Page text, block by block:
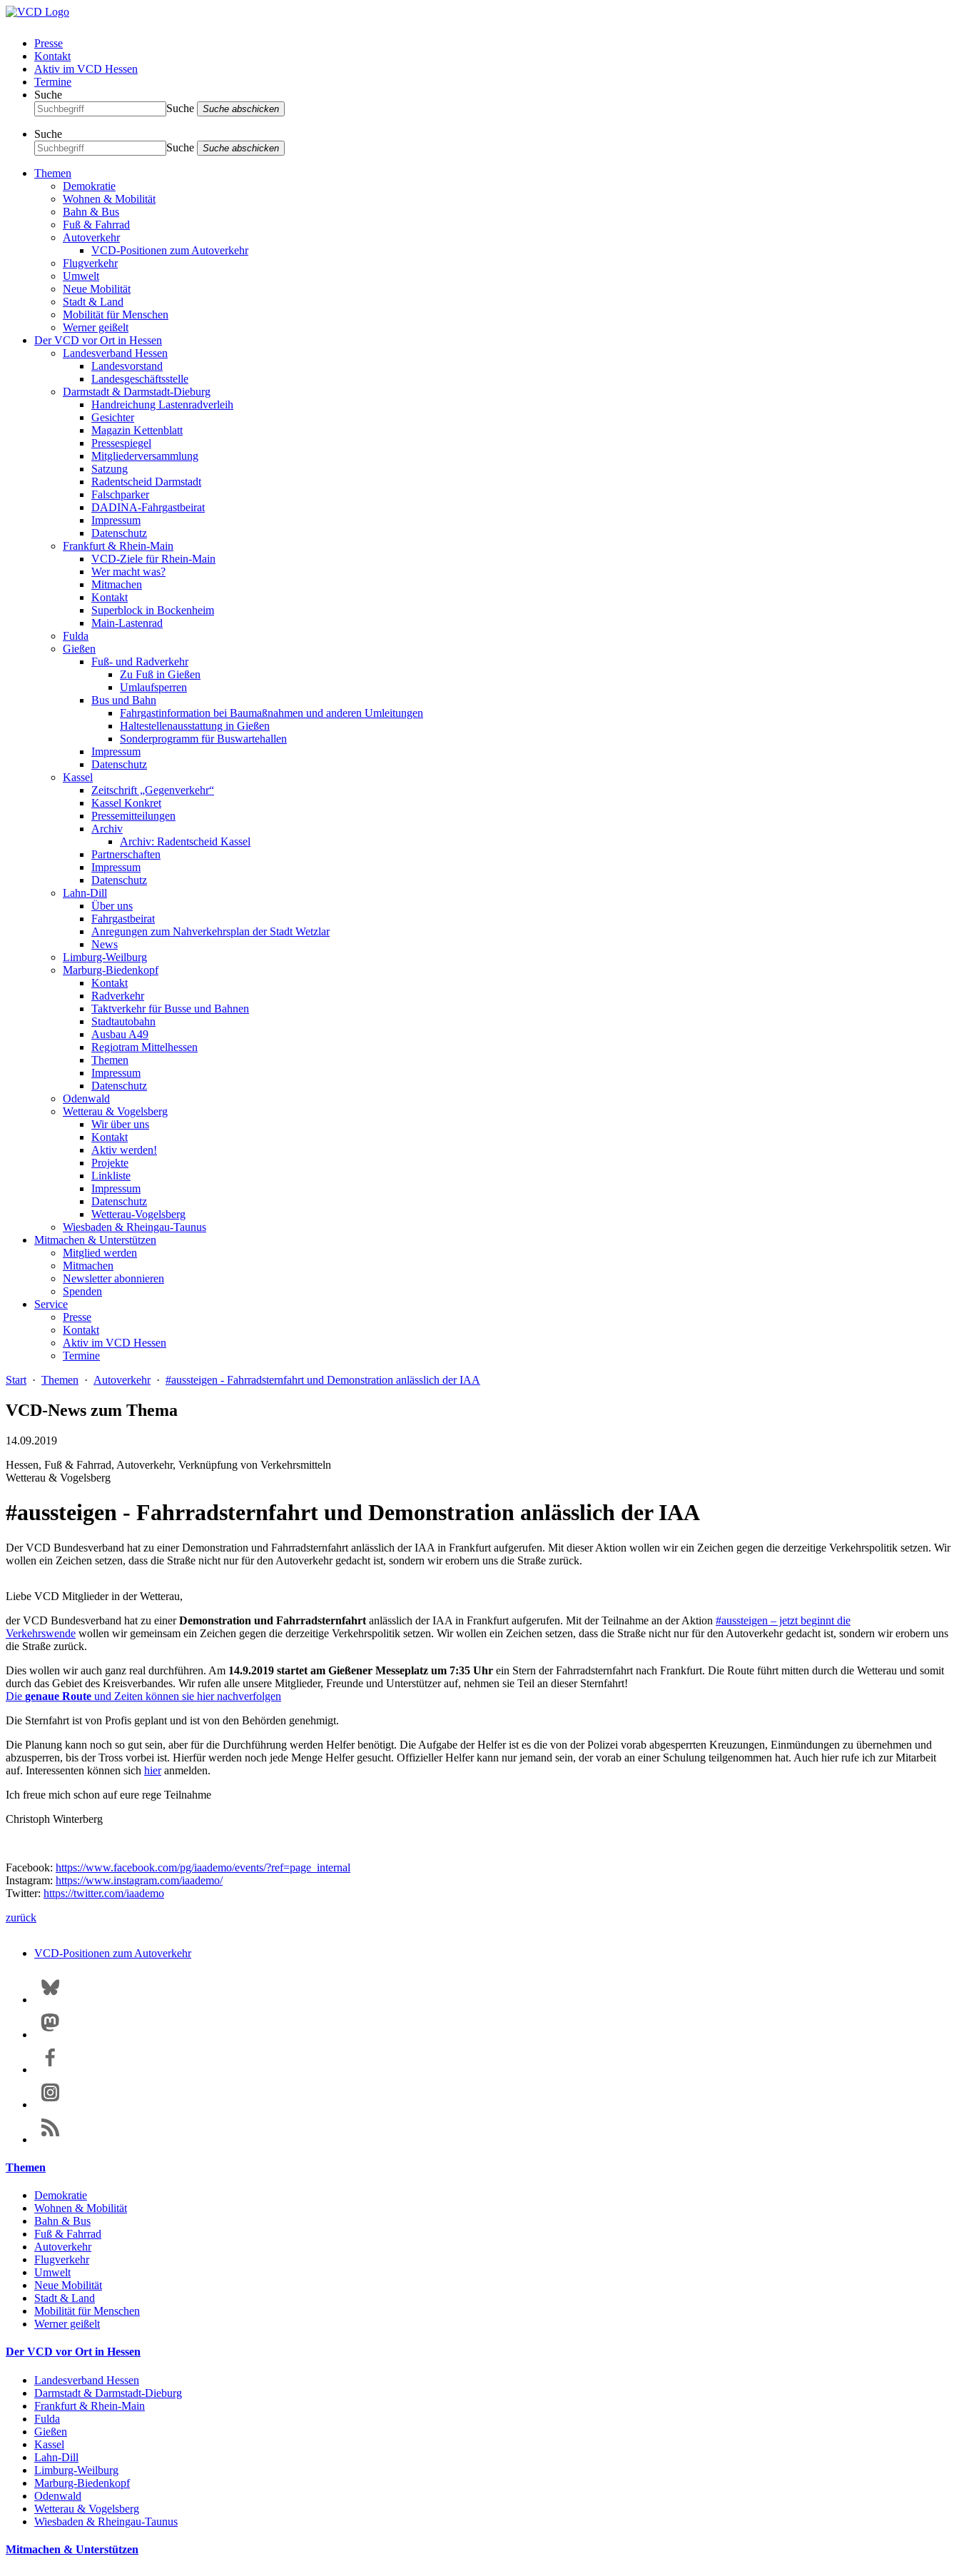
Presse
Kontakt
Aktiv im VCD Hessen
Termine
Suche
Suche
Suche abschicken
Suche
Suche
Suche abschicken
Themen
Demokratie
Wohnen & Mobilität
Bahn & Bus
Fuß & Fahrrad
Autoverkehr
VCD-Positionen zum Autoverkehr
Flugverkehr
Umwelt
Neue Mobilität
Stadt & Land
Mobilität für Menschen
Werner geißelt
Der VCD vor Ort in Hessen
Landesverband Hessen
Landesvorstand
Landesgeschäftsstelle
Darmstadt & Darmstadt-Dieburg
Handreichung Lastenradverleih
Gesichter
Magazin Kettenblatt
Pressespiegel
Mitgliederversammlung
Satzung
Radentscheid Darmstadt
Falschparker
DADINA-Fahrgastbeirat
Impressum
Datenschutz
Frankfurt & Rhein-Main
VCD-Ziele für Rhein-Main
Wer macht was?
Mitmachen
Kontakt
Superblock in Bockenheim
Main-Lastenrad
Fulda
Gießen
Fuß- und Radverkehr
Zu Fuß in Gießen
Umlaufsperren
Bus und Bahn
Fahrgastinformation bei Baumaßnahmen und anderen Umleitungen
Haltestellenausstattung in Gießen
Sonderprogramm für Buswartehallen
Impressum
Datenschutz
Kassel
Zeitschrift „Gegenverkehr“
Kassel Konkret
Pressemitteilungen
Archiv
Archiv: Radentscheid Kassel
Partnerschaften
Impressum
Datenschutz
Lahn-Dill
Über uns
Fahrgastbeirat
Anregungen zum Nahverkehrsplan der Stadt Wetzlar
News
Limburg-Weilburg
Marburg-Biedenkopf
Kontakt
Radverkehr
Taktverkehr für Busse und Bahnen
Stadtautobahn
Ausbau A49
Regiotram Mittelhessen
Themen
Impressum
Datenschutz
Odenwald
Wetterau & Vogelsberg
Wir über uns
Kontakt
Aktiv werden!
Projekte
Linkliste
Impressum
Datenschutz
Wetterau-Vogelsberg
Wiesbaden & Rheingau-Taunus
Mitmachen & Unterstützen
Mitglied werden
Mitmachen
Newsletter abonnieren
Spenden
Service
Presse
Kontakt
Aktiv im VCD Hessen
Termine
Start · Themen · Autoverkehr· #aussteigen - Fahrradsternfahrt und Demonstration anlässlich der IAA
VCD-News zum Thema
14.09.2019
Hessen, Fuß & Fahrrad, Autoverkehr, Verknüpfung von Verkehrsmitteln
Wetterau & Vogelsberg
#aussteigen - Fahrradsternfahrt und Demonstration anlässlich der IAA
Der VCD Bundesverband hat zu einer Demonstration und Fahrradsternfahrt anlässlich der IAA in Frankfurt aufgerufen. Mit dieser Aktion wollen wir ein Zeichen gegen die derzeitige Verkehrspolitik setzen. Wir
wollen ein Zeichen setzen, dass die Straße nicht nur für den Autoverkehr gedacht ist, sondern wir erobern uns die Straße zurück.
Liebe VCD Mitglieder in der Wetterau,
der VCD Bundesverband hat zu einerDemonstration und Fahrradsternfahrt anlässlich der IAA in Frankfurt aufgerufen. Mit der Teilnahme an der Aktion #aussteigen – jetzt beginnt die
Verkehrswende wollen wir gemeinsam ein Zeichen gegen die derzeitige Verkehrspolitik setzen. Wir wollen ein Zeichen setzen, dass die Straße nicht nur für den Autoverkehr gedacht ist, sondern wir erobern uns
die Straße zurück.
Dies wollen wir auch ganz real durchführen. Am 14.9.2019 startet am Gießener Messeplatz um 7:35 Uhr ein Stern der Fahrradsternfahrt nach Frankfurt. Die Route führt mitten durch die Wetterau und somit
durch das Gebiet des Kreisverbandes. Wir rufen alle unsere Mitglieder, Freunde und Unterstützer auf, nehmen sie Teil an dieser Sternfahrt!
Die genaue Route und Zeiten können sie hier nachverfolgen
Die Sternfahrt ist von Profis geplant und ist von den Behörden genehmigt.
Die Planung kann noch so gut sein, aber für die Durchführung werden Helfer benötigt. Die Aufgabe der Helfer ist es die von der Polizei vorab abgesperrten Kreuzungen, Einmündungen zu übernehmen und
abzusperren, bis der Tross vorbei ist. Hierfür werden noch jede Menge Helfer gesucht. Offizieller Helfer kann nur jemand sein, der vorab an einer Schulung teilgenommen hat. Auch hier rufe ich zur Mitarbeit
auf. Interessenten können sich hieranmelden.
Ich freue mich schon auf eure rege Teilnahme
Christoph Winterberg
Facebook: https://www.facebook.com/pg/iaademo/events/?ref=page_internal
Instagram: https://www.instagram.com/iaademo/
Twitter: https://twitter.com/iaademo
zurück
VCD-Positionen zum Autoverkehr
Themen
Demokratie
Wohnen & Mobilität
Bahn & Bus
Fuß & Fahrrad
Autoverkehr
Flugverkehr
Umwelt
Neue Mobilität
Stadt & Land
Mobilität für Menschen
Werner geißelt
Der VCD vor Ort in Hessen
Landesverband Hessen
Darmstadt & Darmstadt-Dieburg
Frankfurt & Rhein-Main
Fulda
Gießen
Kassel
Lahn-Dill
Limburg-Weilburg
Marburg-Biedenkopf
Odenwald
Wetterau & Vogelsberg
Wiesbaden & Rheingau-Taunus
Mitmachen & Unterstützen